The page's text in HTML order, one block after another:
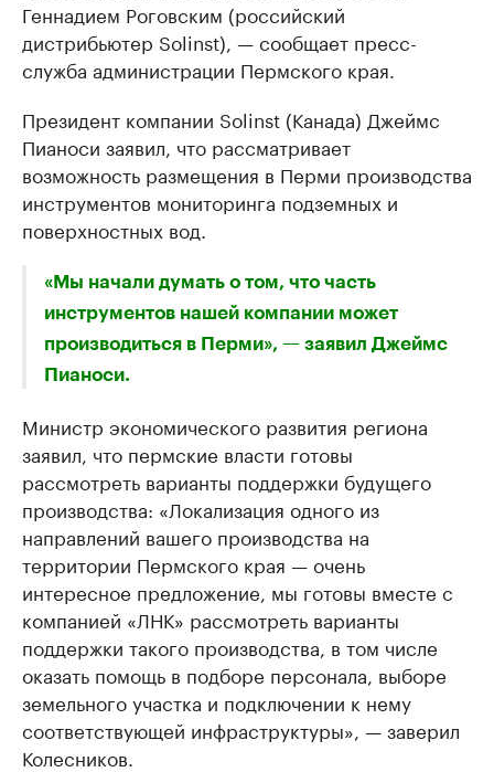
Геннадием Роговским (российский
дистрибьютер Solinst), — сообщает пресс-
служба администрации Пермского края.
Президент компании Solinst (Канада) Джеймс
Пианоси заявил, что рассматривает
возможность размещения в Перми производства
инструментов мониторинга подземных и
поверхностных вод.
«Мы начали думать о том, что часть
инструментов нашей компании может
производиться в Перми», — заявил Джеймс
Пианоси.
Министр экономического развития региона
заявил, что пермские власти готовы
рассмотреть варианты поддержки будущего
производства: «Локализация одного из
направлений вашего производства на
территории Пермского края — очень
интересное предложение, мы готовы вместе с
компанией «ЛНК» рассмотреть варианты
поддержки такого производства, в том числе
оказать помощь в подборе персонала, выборе
земельного участка и подключении к нему
соответствующей инфраструктуры», — заверил
Колесников.